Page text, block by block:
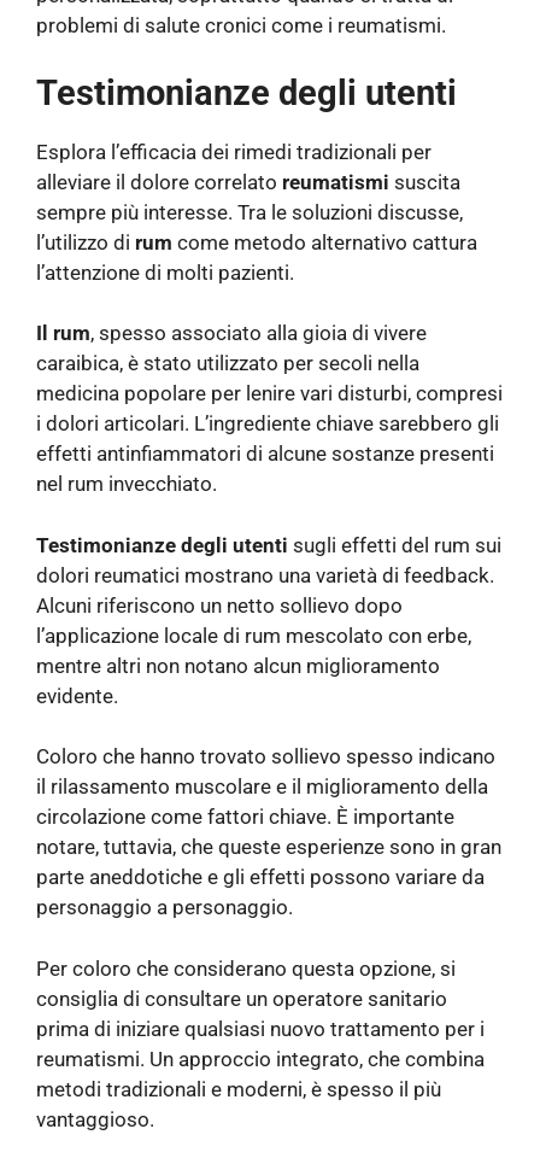
problemi di salute cronici come i reumatismi.
Testimonianze degli utenti
Esplora l’efficacia dei rimedi tradizionali per
alleviare il dolore correlato reumatismi suscita
sempre più interesse. Tra le soluzioni discusse,
l’utilizzo di rum come metodo alternativo cattura
l’attenzione di molti pazienti.
Il rum, spesso associato alla gioia di vivere
caraibica, è stato utilizzato per secoli nella
medicina popolare per lenire vari disturbi, compresi
i dolori articolari. L’ingrediente chiave sarebbero gli
effetti antinfiammatori di alcune sostanze presenti
nel rum invecchiato.
Testimonianze degli utenti sugli effetti del rum sui
dolori reumatici mostrano una varietà di feedback.
Alcuni riferiscono un netto sollievo dopo
l’applicazione locale di rum mescolato con erbe,
mentre altri non notano alcun miglioramento
evidente.
Coloro che hanno trovato sollievo spesso indicano
il rilassamento muscolare e il miglioramento della
circolazione come fattori chiave. È importante
notare, tuttavia, che queste esperienze sono in gran
parte aneddotiche e gli effetti possono variare da
personaggio a personaggio.
Per coloro che considerano questa opzione, si
consiglia di consultare un operatore sanitario
prima di iniziare qualsiasi nuovo trattamento per i
reumatismi. Un approccio integrato, che combina
metodi tradizionali e moderni, è spesso il più
vantaggioso.